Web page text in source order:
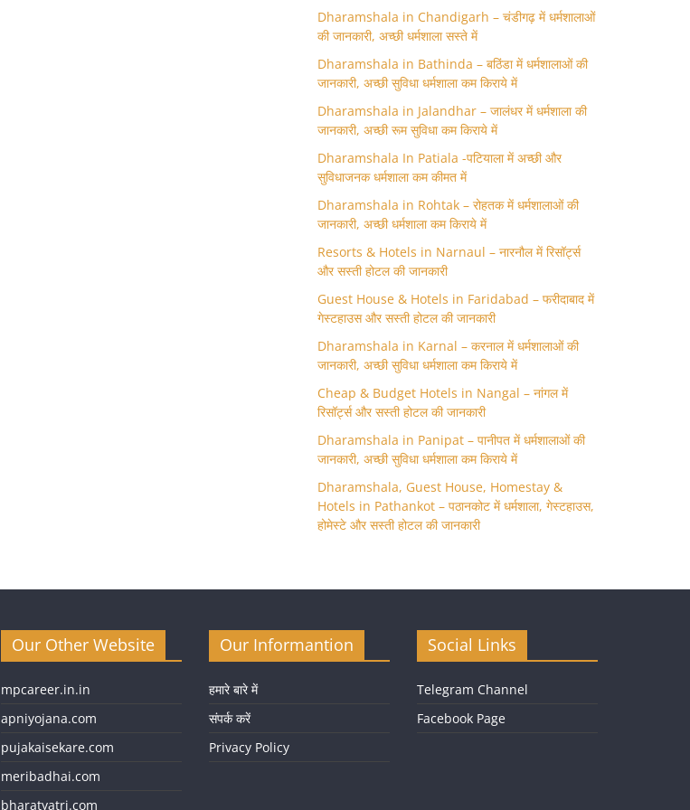
Dharamshala in Chandigarh – चंडीगढ़ में धर्मशालाओं
की जानकारी, अच्छी धर्मशाला सस्ते में
Dharamshala in Bathinda – बठिंडा में धर्मशालाओं की
जानकारी, अच्छी सुविधा धर्मशाला कम किराये में
Dharamshala in Jalandhar – जालंधर में धर्मशाला की
जानकारी, अच्छी रूम सुविधा कम किराये में
Dharamshala In Patiala -पटियाला में अच्छी और
सुविधाजनक धर्मशाला कम कीमत में
Dharamshala in Rohtak – रोहतक में धर्मशालाओं की
जानकारी, अच्छी धर्मशाला कम किराये में
Resorts & Hotels in Narnaul – नारनौल में रिसॉर्ट्स
और सस्ती होटल की जानकारी
Guest House & Hotels in Faridabad – फरीदाबाद में
गेस्टहाउस और सस्ती होटल की जानकारी
Dharamshala in Karnal – करनाल में धर्मशालाओं की
जानकारी, अच्छी सुविधा धर्मशाला कम किराये में
Cheap & Budget Hotels in Nangal – नांगल में
रिसॉर्ट्स और सस्ती होटल की जानकारी
Dharamshala in Panipat – पानीपत में धर्मशालाओं की
जानकारी, अच्छी सुविधा धर्मशाला कम किराये में
Dharamshala, Guest House, Homestay &
Hotels in Pathankot – पठानकोट में धर्मशाला, गेस्टहाउस,
होमेस्टे और सस्ती होटल की जानकारी
Our Other Website
mpcareer.in.in
apniyojana.com
pujakaisekare.com
meribadhai.com
bharatyatri.com
Our Informantion
हमारे बारे में
संपर्क करें
Privacy Policy
Social Links
Telegram Channel
Facebook Page